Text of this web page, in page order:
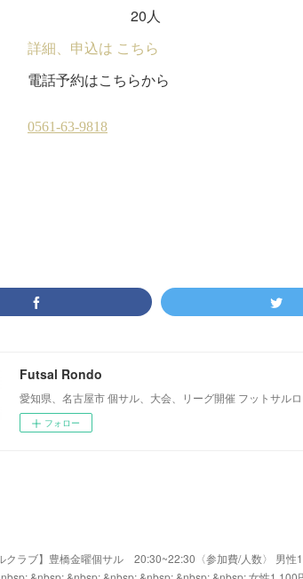
20人
詳細、申込は こちら
電話予約はこちらから
Futsal Rondo
愛知県、名古屋市 個サル、大会、リーグ開催 フットサル
フォロー
クラブ】豊橋金曜個サル 20:30~22:30〈参加費/人数〉 男